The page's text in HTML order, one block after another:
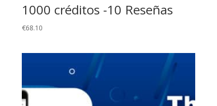
1000 créditos -10 Reseñas
€68.10